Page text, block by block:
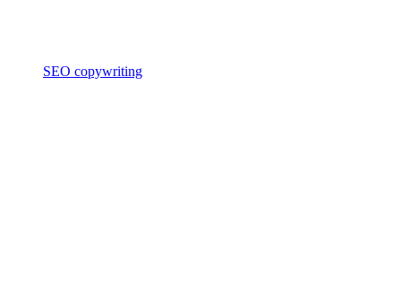
SEO copywriting